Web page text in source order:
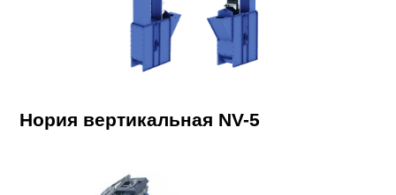
Нория вертикальная NV-5